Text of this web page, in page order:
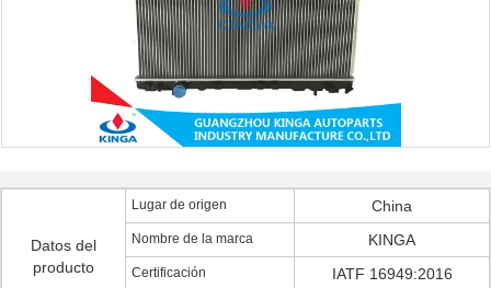
Datos del
producto
Lugar de origen China
Nombre de la marca KINGA
Certificación IATF 16949:2016